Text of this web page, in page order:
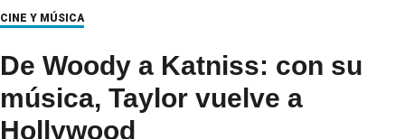
CINE Y MÚSICA
De Woody a Katniss: con su
música, Taylor vuelve a
Hollywood